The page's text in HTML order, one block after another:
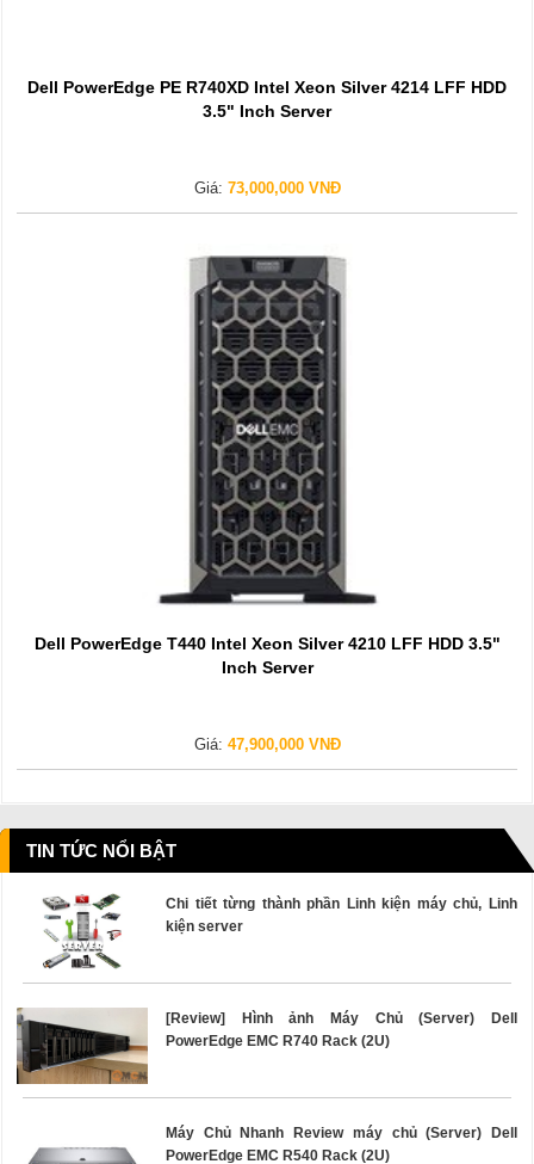
Dell PowerEdge PE R740XD Intel Xeon Silver 4214 LFF HDD
3.5" Inch Server
Giá: 73,000,000 VNĐ
Dell PowerEdge T440 Intel Xeon Silver 4210 LFF HDD 3.5"
Inch Server
Giá: 47,900,000 VNĐ
TIN TỨC NỔI BẬT
Chi tiết từng thành phần Linh kiện máy chủ, Linh
kiện server
[Review] Hình ảnh Máy Chủ (Server) Dell
PowerEdge EMC R740 Rack (2U)
Máy Chủ Nhanh Review máy chủ (Server) Dell
PowerEdge EMC R540 Rack (2U)